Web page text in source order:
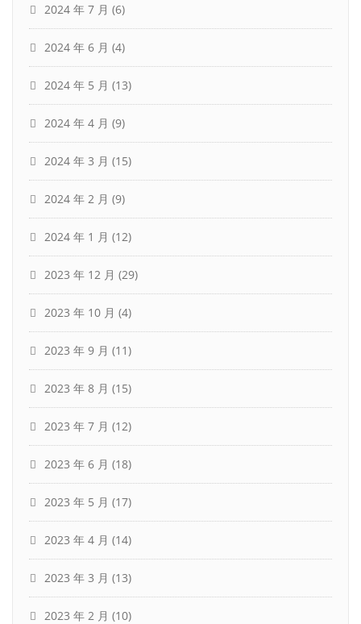
2024 年 7 月 (6)
2024 年 6 月 (4)
2024 年 5 月 (13)
2024 年 4 月 (9)
2024 年 3 月 (15)
2024 年 2 月 (9)
2024 年 1 月 (12)
2023 年 12 月 (29)
2023 年 10 月 (4)
2023 年 9 月 (11)
2023 年 8 月 (15)
2023 年 7 月 (12)
2023 年 6 月 (18)
2023 年 5 月 (17)
2023 年 4 月 (14)
2023 年 3 月 (13)
2023 年 2 月 (10)